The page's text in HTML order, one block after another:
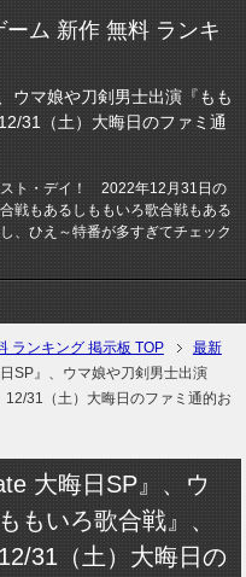
ム 新作 無料 ランキ
ウマ娘や刀剣男士出演『もも
31（土）大晦日のファミ通
スト・デイ！ 2022年12月31日の
戦もあるしももいろ歌合戦もある
、ひえ～特番が多すぎてチェック
ランキング 掲示板 TOP
最新
SP』、ウマ娘や刀剣男士出演
12/31（土）大晦日のファミ通的お
大晦日SP』、ウ
もいろ歌合戦』、
31（土）大晦日の